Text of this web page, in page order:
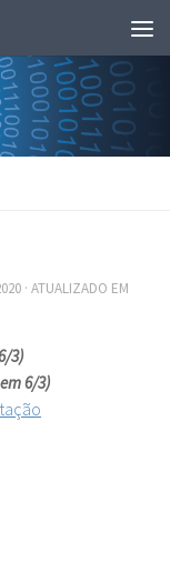
· ATUALIZADO EM
3)
6/3)